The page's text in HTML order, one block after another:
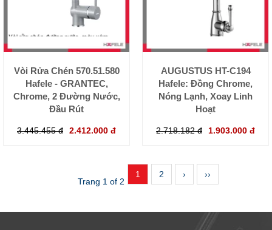
Vòi Rửa Chén 570.51.580
Hafele - GRANTEC,
Chrome, 2 Đường Nước,
Đầu Rút
3.445.455 đ 2.412.000 đ
AUGUSTUS HT-C194
Hafele: Đồng Chrome,
Nóng Lạnh, Xoay Linh
Hoạt
2.718.182 đ 1.903.000 đ
Trang 1 of 2
1 2 › ››